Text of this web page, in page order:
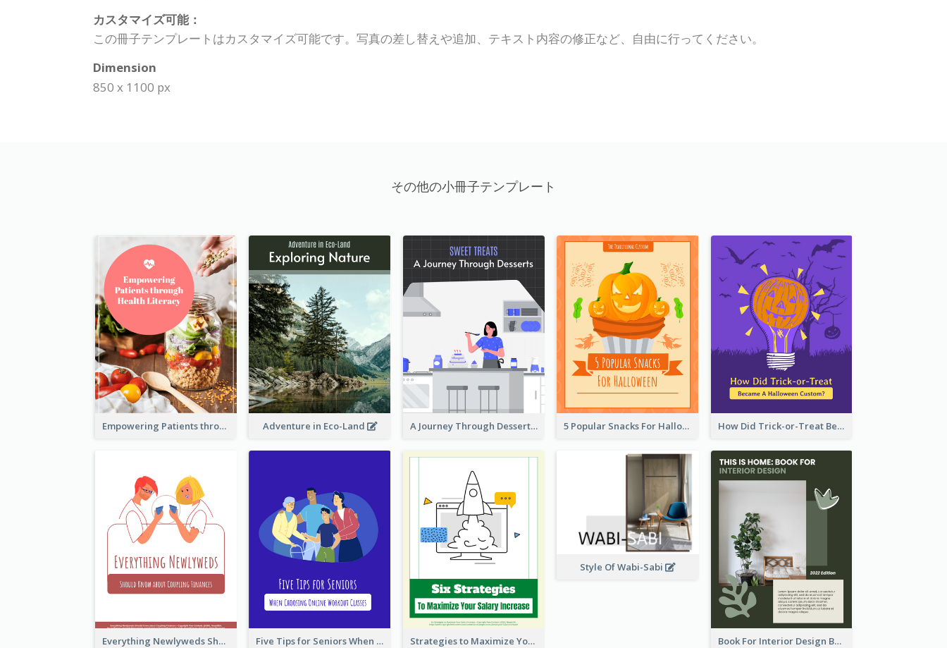
カスタマイズ可能：
この冊子テンプレートはカスタマイズ可能です。写真の差し替えや追加、テキスト内容の修正など、自由に行ってください。
Dimension
850 x 1100 px
その他の小冊子テンプレート
Empowering Patients through Health Literacy Adventure in Eco-Land A Journey Through Desserts 5 Popular Snacks For Halloween How Did Trick-or-Treat Became A Halloween Custom?
Everything Newlyweds Should Know about Coupling Finances Five Tips for Seniors When Choosing Online Workout Classes Strategies to Maximize Your Salary Increase
Style Of Wabi-Sabi
Book For Interior Design Booklet